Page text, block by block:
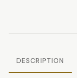
rouge
DESCRIPTION